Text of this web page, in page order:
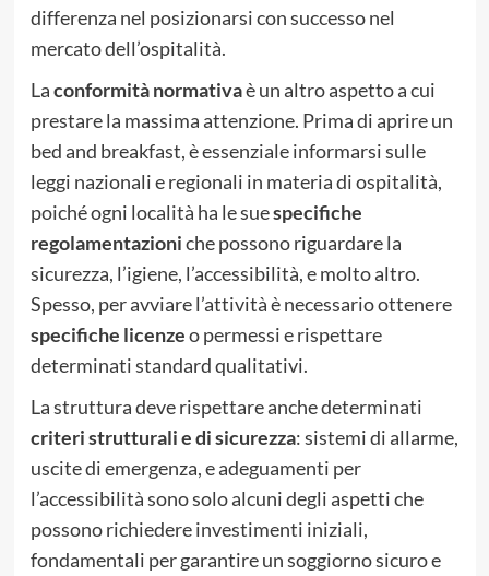
differenza nel posizionarsi con successo nel
mercato dell’ospitalità.
Laconformità normativaè un altro aspetto a cui
prestare la massima attenzione. Prima di aprire un
bed and breakfast, è essenziale informarsi sulle
leggi nazionali e regionali in materia di ospitalità,
poiché ogni località ha le suespecifiche
regolamentazioniche possono riguardare la
sicurezza, l’igiene, l’accessibilità, e molto altro.
Spesso, per avviare l’attività è necessario ottenere
specifiche licenzeo permessi e rispettare
determinati standard qualitativi.
La struttura deve rispettare anche determinati
criteri strutturali e di sicurezza: sistemi di allarme,
uscite di emergenza, e adeguamenti per
l’accessibilità sono solo alcuni degli aspetti che
possono richiedere investimenti iniziali,
fondamentali per garantire un soggiorno sicuro e